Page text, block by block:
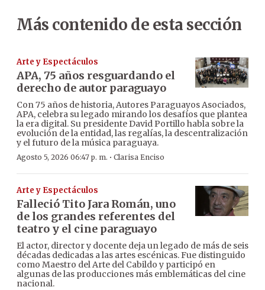
Más contenido de esta sección
Arte y Espectáculos
APA, 75 años resguardando el
derecho de autor paraguayo
Con 75 años de historia, Autores Paraguayos Asociados,
APA, celebra su legado mirando los desafíos que plantea
la era digital. Su presidente David Portillo habla sobre la
evolución de la entidad, las regalías, la descentralización
y el futuro de la música paraguaya.
Agosto 5, 2026 06:47 p. m. · Clarisa Enciso
Arte y Espectáculos
Falleció Tito Jara Román, uno
de los grandes referentes del
teatro y el cine paraguayo
El actor, director y docente deja un legado de más de seis
décadas dedicadas a las artes escénicas. Fue distinguido
como Maestro del Arte del Cabildo y participó en
algunas de las producciones más emblemáticas del cine
nacional.